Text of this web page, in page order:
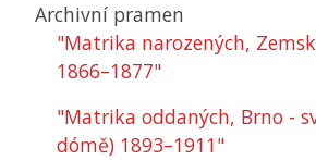
Archivní pramen
"Matrika narozených,
1866–1877"
"Matrika oddaných, Brno -
dómě) 1893–1911"